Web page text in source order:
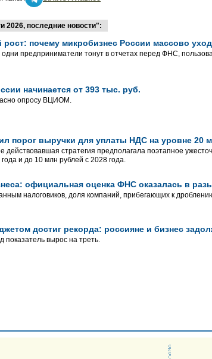
2026, последние новости":
рост: почему микробизнес России массово
одни предприниматели тонут в отчетах перед ФНС,
начинается от 393 тыс. руб.
опросу ВЦИОМ.
порог выручки для уплаты НДС на уровне 20
действовавшая стратегия предполагала поэтапное
и до 10 млн рублей с 2028 года.
официальная оценка ФНС оказалась в
налоговиков, доля компаний, прибегающих к
достиг рекорда: россияне и бизнес
показатель вырос на треть.